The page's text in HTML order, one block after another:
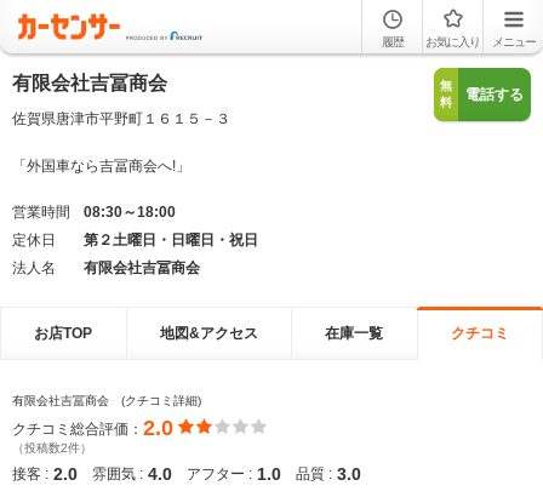
履歴 お気に入り メニュー
有限会社吉冨商会
佐賀県唐津市平野町１６１５－３
無
料
電話する
「外国車なら吉冨商会へ!」
営業時間
08:30～18:00
定休日
第２土曜日・日曜日・祝日
法人名
有限会社吉冨商会
お店TOP 地図&アクセス 在庫一覧 クチコミ
有限会社吉冨商会 (クチコミ詳細)
クチコミ総合評価： 2.0
（投稿数2件）
接客 : 2.0 雰囲気 : 4.0 アフター : 1.0 品質 : 3.0